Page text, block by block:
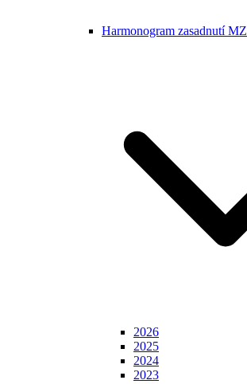
Harmonogram zasadnutí MZ
2026
2025
2024
2023